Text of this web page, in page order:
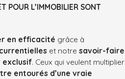
POUR L’IMMOBILIER SONT
en efficacité grâce à
et notresavoir-faire
exclusif. Ceux qui veulent multiplier
entourés d’une vraie